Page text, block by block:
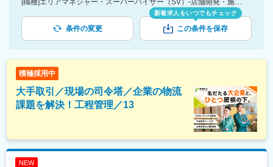
[職種]エリアマネジャー・スーパーバイザー（SV）-店舗開発・施設管理 [業種]インターネット・広告・メディア業界 [こだわり条件ピックアップ]年間休日120日以上 [詳細条件](休日・働き方)年間休日120日以上
条件の変更
新着求人をいつでもチェック
この条件を保存
積極採用中
大手取引／現場の司令塔／企業の物流
課題を解決！工程管理／13
NEW